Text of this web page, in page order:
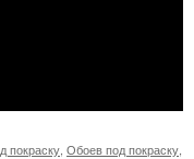
покраску Обоев под покраску